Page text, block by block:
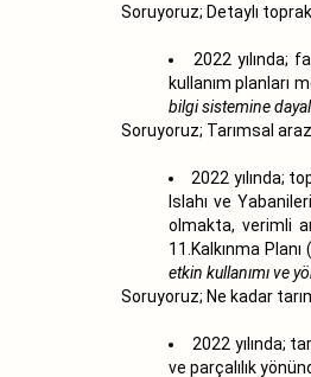
Soruyoruz; Detaylı
2022 yılında;
kullanım planları
bilgi sistemine
Soruyoruz; Tarımsal
2022 yılında;
Islahı ve
olmakta, verimli
11.Kalkınma
etkin kullanımı ve
Soruyoruz; Ne kadar
2022 yılında;
ve parçalılık